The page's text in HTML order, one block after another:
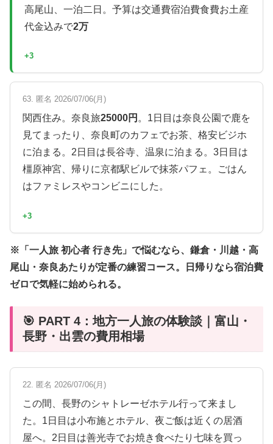
高尾山、一泊二日。予算は交通費宿泊費食費お土産
代金込みで2万
+3
63. 匿名 2026/07/06(月)
関西住み。奈良旅25000円 。1日目は奈良公園で鹿を
見てまったり、奈良町のカフェでお茶、格安ビジホ
に泊まる。2日目は長谷寺、温泉に泊まる。3日目は
橿原神宮、帰りに京都駅ビルで抹茶パフェ。ごはん
はファミレスやコンビニにした。
+3
※「一人旅 初心者 行き先」で悩むなら、鎌倉・川越・高
尾山・奈良あたりが定番の練習コース。日帰りなら宿泊費
ゼロで気軽に始められる。
🎯 PART 4：地方一人旅の体験談｜富山・
長野・出雲の費用相場
22. 匿名 2026/07/06(月)
この間、長野のシャトレーゼホテル行って来まし
た。1日目は小布施とホテル、夜ご飯は近くの居酒
屋へ。2日目は善光寺でお焼き食べたり七味を買っ